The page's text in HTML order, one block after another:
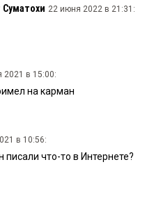
Суматохи 22 июня 2022 в 21:31:
2021 в 15:00:
на карман
в 10:56:
писали что-то в Интернете?